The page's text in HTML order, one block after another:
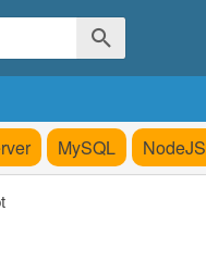
MySQL NodeJS